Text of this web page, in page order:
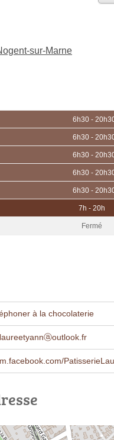
sur-Marne
6h30 -
6h30 -
6h30 -
6h30 -
6h30 -
7h - 20h
Fermé
à la chocolaterie
laureetyannⓐoutlook.fr
m.facebook.com/